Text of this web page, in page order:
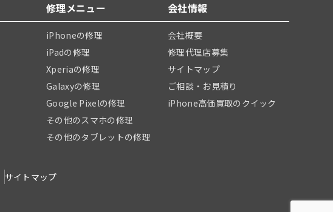
修理メニュー
iPhoneの修理
iPadの修理
Xperiaの修理
Galaxyの修理
Google Pixelの修理
その他のスマホの修理
その他のタブレットの修理
会社情報
会社概要
修理代理店募集
サイトマップ
ご相談・お見積り
iPhone高価買取のクイック
サイトマップ